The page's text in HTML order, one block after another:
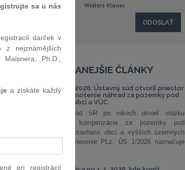
a
NAJČÍTANEJŠIE ČLÁNKY
PLz. ÚS 1/2026: Ústavný súd otvoril priestor
na prehodnotenie náhrad za pozemky pod
stavbami obcí a VÚC
Ústavný súd SR po rokoch otvoril otázku
primeranej kompenzácie za pozemky pod
verejnými stavbami obcí a vyšších územných
celkov. Uznesenie PLz. ÚS 1/2026 naznačuje
odklon od...
sa u nás
darček v
z nejznámějších
Ph.D.,
a získáte každý
pri registrácií